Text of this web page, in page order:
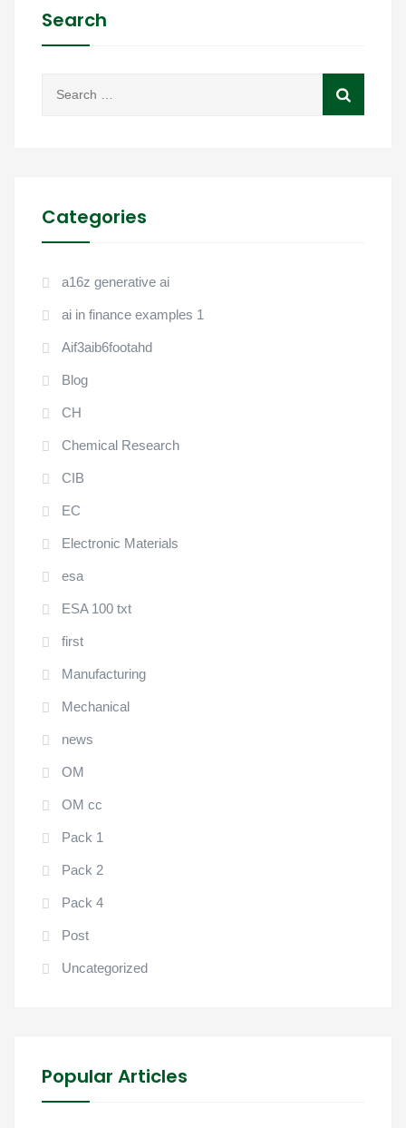
Search
Categories
a16z generative ai
ai in finance examples 1
Aif3aib6footahd
Blog
CH
Chemical Research
CIB
EC
Electronic Materials
esa
ESA 100 txt
first
Manufacturing
Mechanical
news
OM
OM cc
Pack 1
Pack 2
Pack 4
Post
Uncategorized
Popular Articles